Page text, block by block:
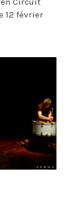
12 février